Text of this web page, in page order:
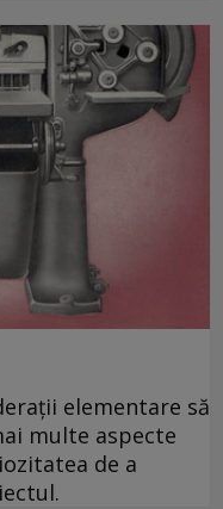
elementare să
multe aspecte
de a